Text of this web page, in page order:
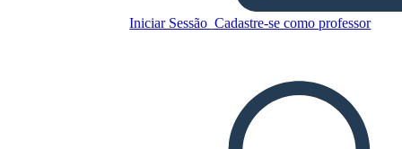
Iniciar Sessão Cadastre-se como professor
REPRODUZIR APRESENTAÇÃO DE SLIDES